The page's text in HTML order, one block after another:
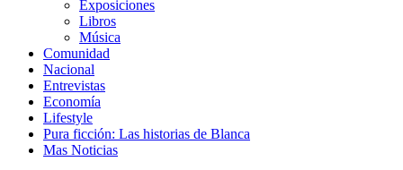
Exposiciones
Libros
Música
Comunidad
Nacional
Entrevistas
Economía
Lifestyle
Pura ficción: Las historias de Blanca
Mas Noticias